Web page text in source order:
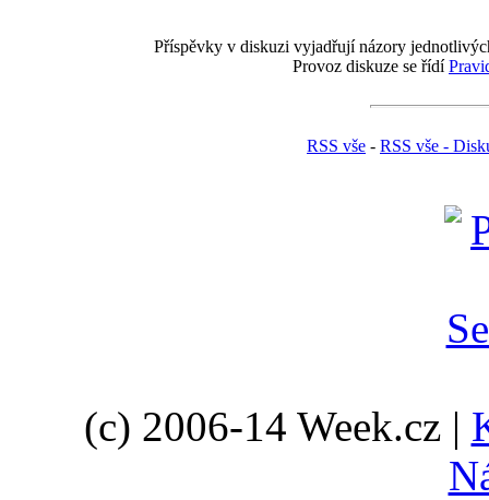
Příspěvky v diskuzi vyjadřují názory
Provoz diskuze se řídí
RSS vše - RSS vše -
(c) 2006-14 Week.cz |